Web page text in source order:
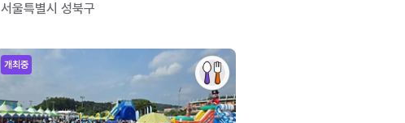
서울특별시 성북구
개최중